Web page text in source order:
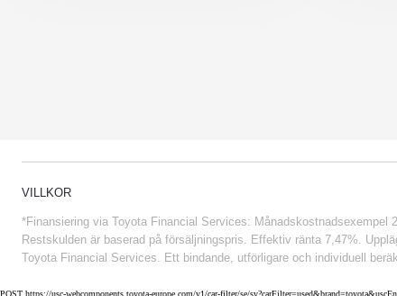
VILLKOR
*Finansiering via Toyota Financial Services:
Restskulden är baserad på försäljningspris. Effektiv ränta 7,47%.
Toyota Financial Services. Ett bindande, utförligare och individuell
POST https://usc-webcomponents.toyota-europe.com/v1/car-filter/se/